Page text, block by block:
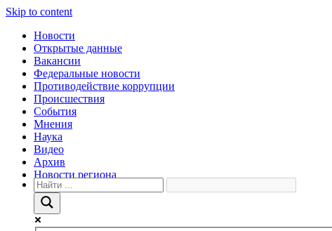
Skip to content
Новости
Открытые данные
Вакансии
Федеральные новости
Противодействие коррупции
Происшествия
События
Мнения
Наука
Видео
Архив
Новости региона